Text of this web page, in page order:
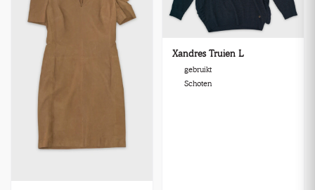
Xandres Truien L
gebruikt
Schoten